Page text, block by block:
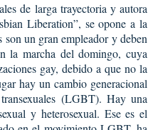
de larga trayectoria y autora
Liberation”, se opone a la
un gran empleador y deben
la marcha del domingo, cuya
gay, debido a que no la
hay un cambio generacional
(LGBT). Hay una
y heterosexual. Ese es el